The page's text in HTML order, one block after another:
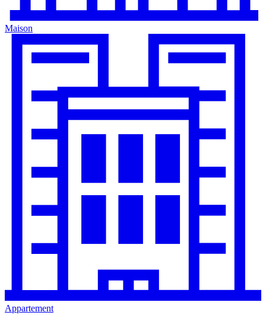
Maison
Appartement